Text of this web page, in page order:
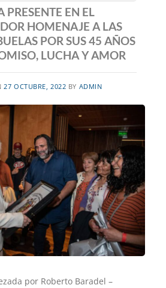
PRESENTE EN EL
HOMENAJE A LAS
POR SUS 45 AÑOS
LUCHA Y AMOR
27 OCTUBRE, 2022 BY ADMIN
por Roberto Baradel –